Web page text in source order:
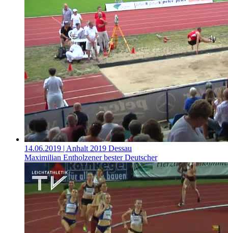
14.06.2019 | Anhalt 2019 Dessau
Maximilian Entholzener bester Deutscher